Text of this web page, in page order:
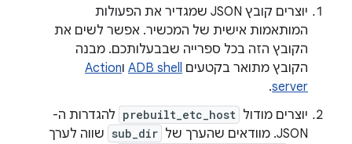
יוצרים קובץ JSON שמגדיר את הפעולות
המותאמות אישית של המכשיר. אפשר לשים את
הקובץ הזה בכל ספרייה שבבעלותכם. מבנה
הקובץ מתואר בקטעים ADB shell וAction
server
.
יוצרים מודול prebuilt_etc_host להגדרות ה-
JSON. מוודאים שהערך של
sub_dir שווה לערך